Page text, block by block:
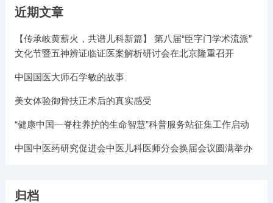
近期文章
【传承岐黄薪火，共谱儿科新篇】 第八届“臣字门学术流派”
文化节暨五神辨证临证医案解析研讨会在北京隆重召开
中国国医大师石学敏的故事
美女体验御骨扶正术后的真实感受
“健康中国—脊柱养护的生命智慧”科普服务站征集工作启动
中国中医药研究促进会中医儿科医师分会换届会议圆满举办
归档